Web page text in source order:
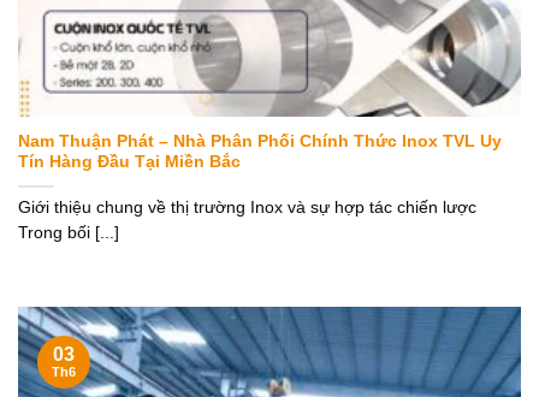
Nam Thuận Phát – Nhà Phân Phối Chính Thức Inox TVL Uy
Tín Hàng Đầu Tại Miền Bắc
Giới thiệu chung về thị trường Inox và sự hợp tác chiến lược
Trong bối [...]
03
Th6